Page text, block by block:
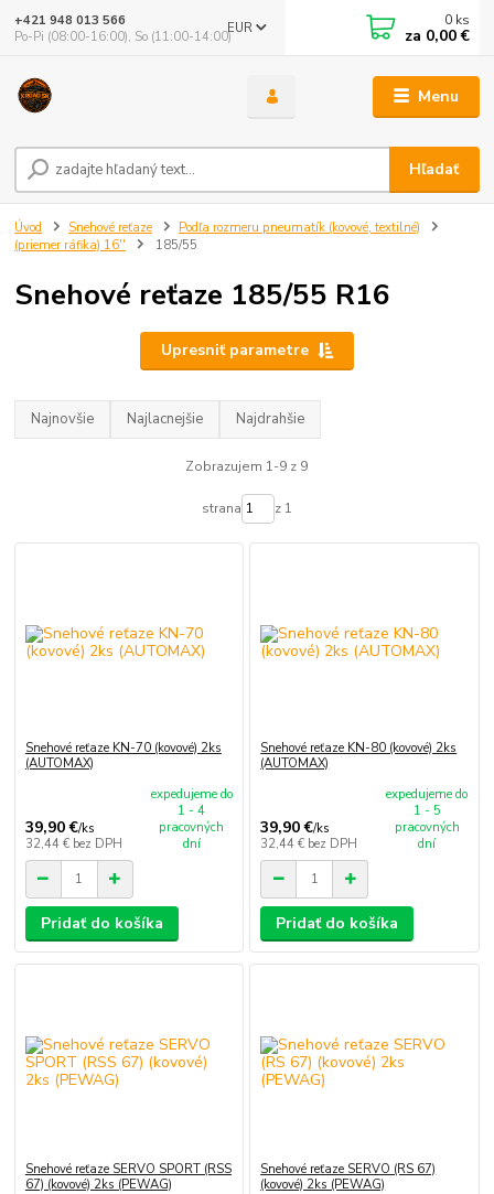
Menu
EUR
Hľadať
+421 948 013 566
Po-Pi (08:00-16:00), So (11:00-14:00)
0 ks
za 0,00 €
Úvod Snehové reťaze
Podľa rozmeru pneumatík (kovové, textilné)
(priemer ráfika) 16''
185/55
Snehové reťaze 185/55 R16
Upresniť parametre
Najnovšie Najlacnejšie Najdrahšie
Zobrazujem 1-9 z 9
strana z 1
Snehové reťaze KN-70 (kovové) 2ks
(AUTOMAX)
39,90 €/ks
32,44 € bez DPH
expedujeme do
1 - 4
pracovných
dní
Pridať do košíka
Snehové reťaze KN-80 (kovové) 2ks
(AUTOMAX)
39,90 €/ks
32,44 € bez DPH
expedujeme do
1 - 5
pracovných
dní
Pridať do košíka
Snehové reťaze SERVO SPORT (RSS
67) (kovové) 2ks (PEWAG)
Snehové reťaze SERVO (RS 67)
(kovové) 2ks (PEWAG)